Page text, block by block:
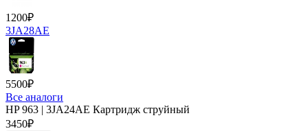
1200₽
3JA28AE
5500₽
Все аналоги
HP 963 | 3JA24AE Картридж струйный
3450₽